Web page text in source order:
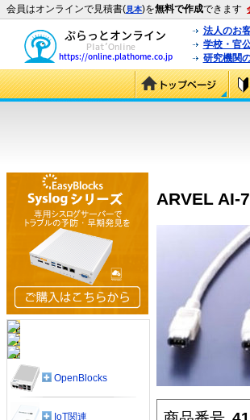
会員はオンラインで見積書(見本)を無料で作成できます
法人のお
学校・官
研究機関
ARVEL AI-
OpenBlocks
IoT関連